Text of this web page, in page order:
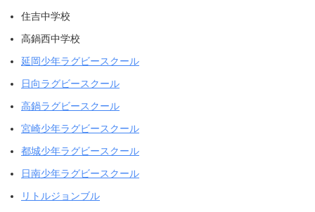
住吉中学校
高鍋西中学校
延岡少年ラグビースクール
日向ラグビースクール
高鍋ラグビースクール
宮崎少年ラグビースクール
都城少年ラグビースクール
日南少年ラグビースクール
リトルジョンブル